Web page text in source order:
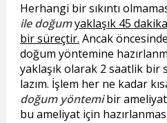
Herhangi bir sıkıntı
ile doğumyaklaşık 45
bir süreçtir. Ancak
doğum yöntemine
yaklaşık olarak 2 saatlik bir
lazım. İşlem her ne kadar
doğum yöntemibir
bu ameliyat için